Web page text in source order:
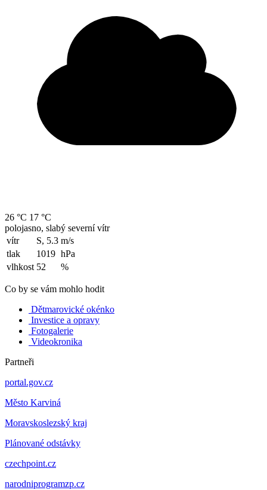
26 °C 17 °C
polojasno, slabý severní vítr
vítr
S, 5.3 m/s
tlak
1019 hPa
vlhkost 52 %
Co by se vám mohlo hodit
Dětmarovické okénko
Investice a opravy
Fotogalerie
Videokronika
Partneři
portal.gov.cz
Město Karviná
Moravskoslezský kraj
Plánované odstávky
czechpoint.cz
narodniprogramzp.cz